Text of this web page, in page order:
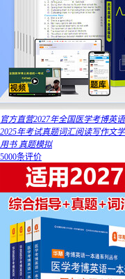
官方直营2027年全国医学考博英
2025年考试真题词汇阅读写作文
用书 真题模拟
5000条评价